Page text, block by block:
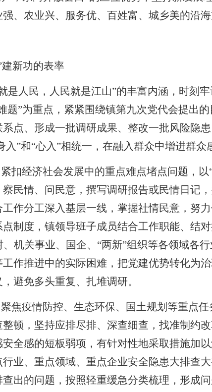
、农业兴、服务优、百姓富、城乡美的沿海
建新功的表率
是人民，人民就是江山”的丰富内涵，时刻
题”为重点，紧紧围绕镇第九次党代会提出
点、形成一批调研成果、整改一批风险隐
”和“心入”相统一，在融入群众中增进群众
紧扣经济社会发展中的重点难点堵点问题，以
民情、问民意，撰写调研报告或民情日记
作分工深入基层一线，掌握社情民意，努
制度，镇领导班子成员结合工作职能、结
机关事业、国企、“两新”组织等各领域各
作推进中的实际困难，把党建优势转化为
避免多头重复、扎堆调研。
聚焦疫情防控、生态环保、国土规划等重点
顿，坚持应排尽排、深查细查，找准制约
全感的短板弱项，有针对性地采取措施加
业、重点领域、重点企业安全隐患大排查
出的问题，按照轻重缓急分类梳理，形成